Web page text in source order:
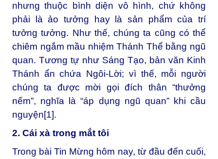
nhưng thuộc bình diện vô hình, chứ không
phải là ảo tưởng hay là sản phẩm của trí
tưởng tưởng. Như thế, chúng ta cũng có thể
chiêm ngắm mầu nhiệm Thánh Thể bằng ngũ
quan. Tương tự như Sáng Tạo, bản văn Kinh
Thánh ẩn chứa Ngôi-Lời; vì thế, mỗi người
chúng ta được mời gọi đích thân “thưởng
nếm”, nghĩa là “áp dụng ngũ quan” khi cầu
nguyện[1].
2. Cái xà trong mắt tôi
Trong bài Tin Mừng hôm nay, từ đầu đến cuối,